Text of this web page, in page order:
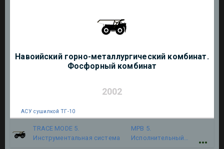
Навоийский горно-металлургический комбинат.
Фосфорный комбинат
2002
АСУ сушилкой ТГ-10
TRACE MODE 5.
Инструментальная система
МРВ 5.
Исполнительный